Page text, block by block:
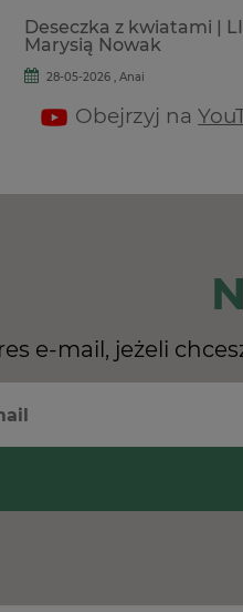
Deseczka z kwiatami |
Marysią Nowak
28-05-2026 , Anai
Obejrzyj na
e-mail, jeżeli